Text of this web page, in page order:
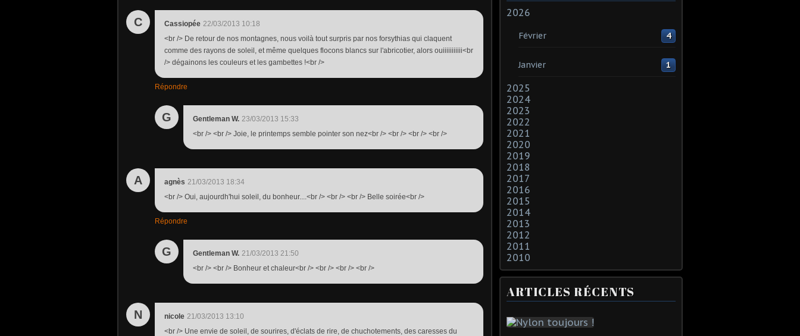
C Cassiopée 22/03/2013 10:18
<br /> De retour de nos montagnes, nous voilà tout surpris par nos forsythias qui claquent
comme des rayons de soleil, et même quelques flocons blancs sur l'abricotier, alors ouiiiiiiiiiii<br
/> dégainons les couleurs et les gambettes !<br />
Répondre
G Gentleman W. 23/03/2013 15:33
<br /> <br /> Joie, le printemps semble pointer son nez<br /> <br /> <br /> <br />
A agnès 21/03/2013 18:34
<br /> Oui, aujourdh'hui soleil, du bonheur....<br /> <br /> <br /> Belle soirée<br />
Répondre
G Gentleman W. 21/03/2013 21:50
<br /> <br /> Bonheur et chaleur<br /> <br /> <br /> <br />
N nicole 21/03/2013 13:10
<br /> Une envie de soleil, de sourires, d'éclats de rire, de chuchotements, des caresses du
2026
Février 4
Janvier 1
2025
2024
2023
2022
2021
2020
2019
2018
2017
2016
2015
2014
2013
2012
2011
2010
ARTICLES RÉCENTS